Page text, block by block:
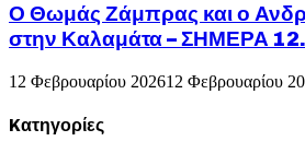
Ο Θωμάς Ζάμπρας και ο
στην Καλαμάτα – ΣΗΜΕΡΑ
12 Φεβρουαρίου 202612 Φεβρουαρίου
Kατηγορίες